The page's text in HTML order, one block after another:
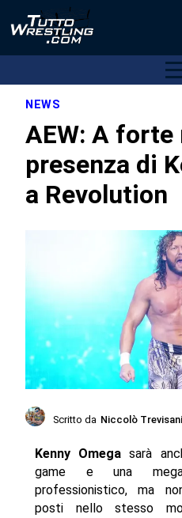
NEWS
AEW: A
presenza di
a Revolution
Scritto da Niccolò Trevisani
Kenny Omega sarà
game e una
professionistico, ma
posti nello stesso